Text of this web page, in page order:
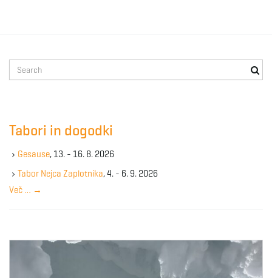
e
e
y
w
r
Tabori in dogodki
Gesause, 13. - 16. 8. 2026
Tabor Nejca Zaplotnika, 4. - 6. 9. 2026
Več … →